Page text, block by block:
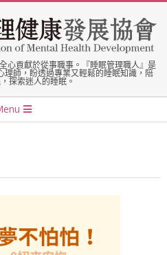
心貢獻於從事職事。『睡眠管理職人』是
師，盼透過專業又輕鬆的睡眠知識，陪
探索迷人的睡眠。